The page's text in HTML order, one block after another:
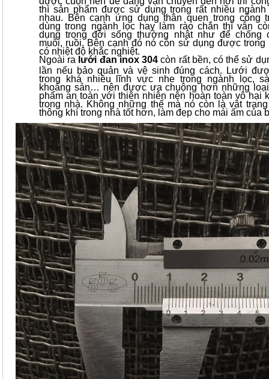
thì sản phẩm được sử dụng trong rất nhiều ngành
nhau. Bên cạnh ứng dụng thân quen trong công
dùng trong ngành lọc hay làm rào chắn thì vẫn
dụng trong đời sống thường nhật như để chống
muỗi, ruồi. Bên cạnh đó nó còn sử dụng được trong
có nhiệt độ khắc nghiệt.
Ngoài ra lưới đan inox 304 còn rất bền, có thể sử
lần nếu bảo quản và vệ sinh đúng cách. Lưới
trong khá nhiều lĩnh vực nhe trong ngành lọc,
khoáng sản… nên được ưa chuộng hơn những
phẩm an toàn với thiên nhiên nên hoàn toàn vô hại
trong nhà. Không những thế mà nó còn là vật
thông khí trong nhà tốt hơn, làm đẹp cho mái ấm của